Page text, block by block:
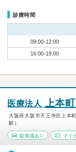
診療時間
09:00-12:00
16:00-19:00
医療法人 上本
大阪府大阪市天王寺区上本
駅）
駐車場あり マイ